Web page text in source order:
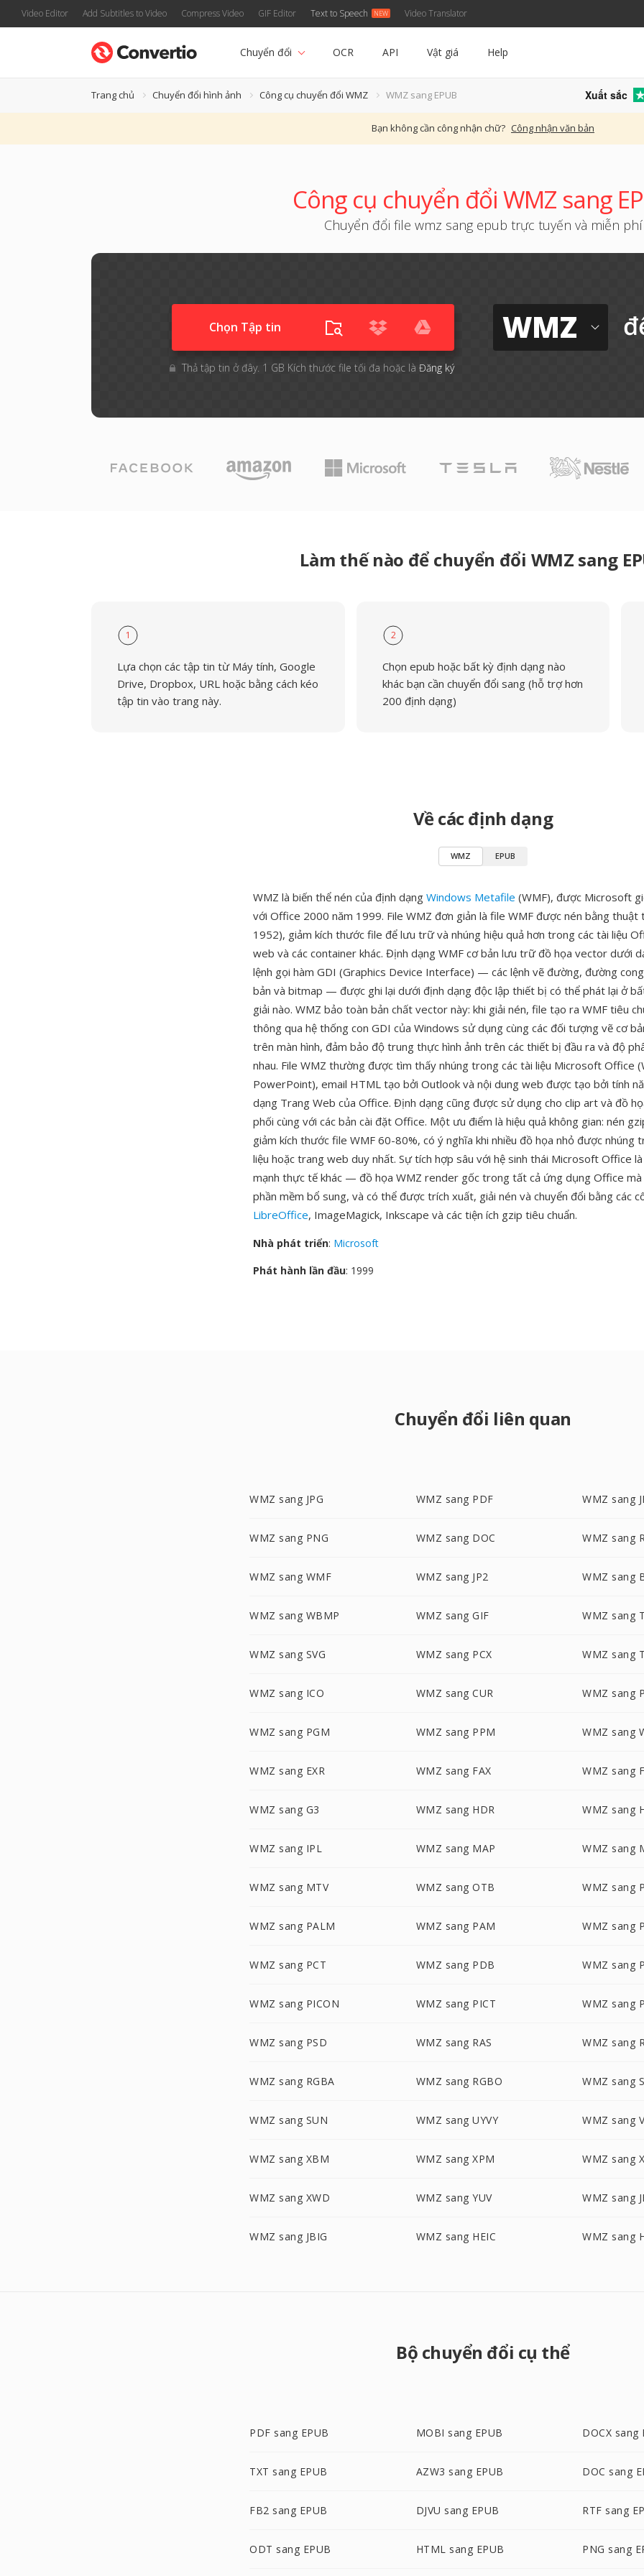
Video Editor Add Subtitles to Video Compress Video GIF Editor Text to Speech Video Translator
Chuyển đổi OCR API Vật giá Help
Trang chủ Chuyển đổi hình ảnh Công cụ chuyển đổi WMZ WMZ sang EPUB Xuất sắc
Bạn không cần công nhận chữ? Công nhận văn bản
Công cụ chuyển đổi WMZ sang
Chuyển đổi file wmz sang epub trực tuyến và miễn phí
Chọn Tập tin
Thả tập tin ở đây. 1 GB Kích thước file tối đa hoặc là Đăng ký
WMZ
Làm thế nào để chuyển đổi WMZ sang
1
Lựa chọn các tập tin từ Máy tính, Google
Drive, Dropbox, URL hoặc bằng cách kéo
tập tin vào trang này.
2
Chọn epub hoặc bất kỳ định dạng nào
khác bạn cần chuyển đổi sang (hỗ trợ hơn
200 định dạng)
Về các định dạng
WMZ EPUB
WMZ là biến thể nén của định dạng Windows Metafile (WMF), được Microsoft
với Office 2000 năm 1999. File WMZ đơn giản là file WMF được nén bằng thuật
1952), giảm kích thước file để lưu trữ và nhúng hiệu quả hơn trong các tài liệu
web và các container khác. Định dạng WMF cơ bản lưu trữ đồ họa vector dưới
lệnh gọi hàm GDI (Graphics Device Interface) — các lệnh vẽ đường, đường
bản và bitmap — được ghi lại dưới định dạng độc lập thiết bị có thể phát lại ở
giải nào. WMZ bảo toàn bản chất vector này: khi giải nén, file tạo ra WMF tiêu
thông qua hệ thống con GDI của Windows sử dụng cùng các đối tượng vẽ cơ
trên màn hình, đảm bảo độ trung thực hình ảnh trên các thiết bị đầu ra và độ
nhau. File WMZ thường được tìm thấy nhúng trong các tài liệu Microsoft Office
PowerPoint), email HTML tạo bởi Outlook và nội dung web được tạo bởi tính
dạng Trang Web của Office. Định dạng cũng được sử dụng cho clip art và đồ
phối cùng với các bản cài đặt Office. Một ưu điểm là hiệu quả không gian: nén
giảm kích thước file WMF 60-80%, có ý nghĩa khi nhiều đồ họa nhỏ được nhúng
liệu hoặc trang web duy nhất. Sự tích hợp sâu với hệ sinh thái Microsoft Office
mạnh thực tế khác — đồ họa WMZ render gốc trong tất cả ứng dụng Office mà
phần mềm bổ sung, và có thể được trích xuất, giải nén và chuyển đổi bằng các
LibreOffice, ImageMagick, Inkscape và các tiện ích gzip tiêu chuẩn.
Nhà phát triển: Microsoft
Phát hành lần đầu: 1999
Chuyển đổi liên quan
WMZ sang JPG WMZ sang PDF WMZ sang
WMZ sang PNG WMZ sang DOC WMZ sang
WMZ sang WMF WMZ sang JP2 WMZ sang
WMZ sang WBMP WMZ sang GIF WMZ sang
WMZ sang SVG WMZ sang PCX WMZ sang
WMZ sang ICO WMZ sang CUR WMZ sang
WMZ sang PGM WMZ sang PPM WMZ sang
WMZ sang EXR WMZ sang FAX WMZ sang
WMZ sang G3 WMZ sang HDR WMZ sang
WMZ sang IPL WMZ sang MAP WMZ sang
WMZ sang MTV WMZ sang OTB WMZ sang
WMZ sang PALM WMZ sang PAM WMZ sang
WMZ sang PCT WMZ sang PDB WMZ sang
WMZ sang PICON WMZ sang PICT WMZ sang
WMZ sang PSD WMZ sang RAS WMZ sang
WMZ sang RGBA WMZ sang RGBO WMZ sang
WMZ sang SUN WMZ sang UYVY WMZ sang
WMZ sang XBM WMZ sang XPM WMZ sang
WMZ sang XWD WMZ sang YUV WMZ sang
WMZ sang JBIG WMZ sang HEIC WMZ sang
Bộ chuyển đổi cụ thể
PDF sang EPUB MOBI sang EPUB DOCX sang
TXT sang EPUB AZW3 sang EPUB DOC sang
FB2 sang EPUB DJVU sang EPUB RTF sang
ODT sang EPUB HTML sang EPUB PNG sang